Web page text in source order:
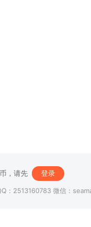
，请先 登录
：2513160783 微信：